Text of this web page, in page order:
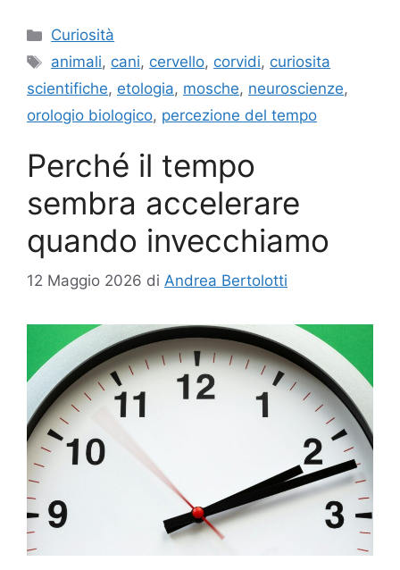
Categorie
Curiosità
Tag
animali, cani, cervello, corvidi, curiosita
scientifiche, etologia, mosche, neuroscienze,
orologio biologico, percezione del tempo
Perché il tempo
sembra accelerare
quando invecchiamo
12 Maggio 2026 di Andrea Bertolotti